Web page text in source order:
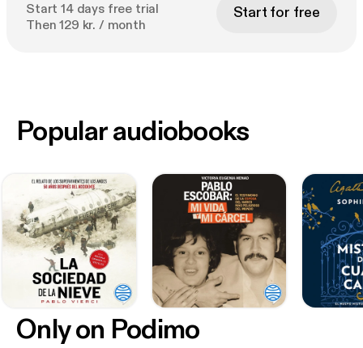
Start 14 days free trial
Then 129 kr. / month
Start for free
Only on Podimo
Popular audiobooks